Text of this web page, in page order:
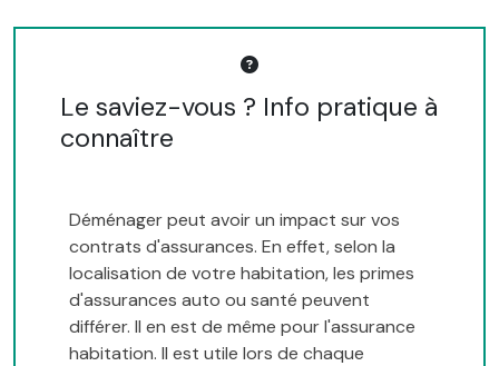
Le saviez-vous ? Info pratique à
connaître
Déménager peut avoir un impact sur vos
contrats d'assurances. En effet, selon la
localisation de votre habitation, les primes
d'assurances auto ou santé peuvent
différer. Il en est de même pour l'assurance
habitation. Il est utile lors de chaque